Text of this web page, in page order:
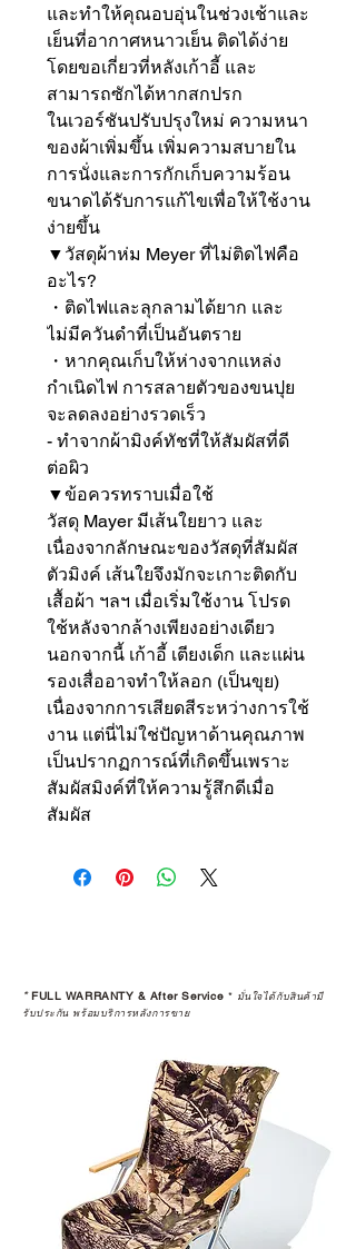
และทำให้คุณอบอุ่นในช่วงเช้าและ
เย็นที่อากาศหนาวเย็น ติดได้ง่าย
โดยขอเกี่ยวที่หลังเก้าอี้ และ
สามารถซักได้หากสกปรก
ในเวอร์ชันปรับปรุงใหม่ ความหนา
ของผ้าเพิ่มขึ้น เพิ่มความสบายใน
การนั่งและการกักเก็บความร้อน
ขนาดได้รับการแก้ไขเพื่อให้ใช้งาน
ง่ายขึ้น
▼วัสดุผ้าห่ม Meyer ที่ไม่ติดไฟคือ
อะไร?
・ติดไฟและลุกลามได้ยาก และ
ไม่มีควันดำที่เป็นอันตราย
・หากคุณเก็บให้ห่างจากแหล่ง
กำเนิดไฟ การสลายตัวของขนปุย
จะลดลงอย่างรวดเร็ว
- ทำจากผ้ามิงค์ทัชที่ให้สัมผัสที่ดี
ต่อผิว
▼ข้อควรทราบเมื่อใช้
วัสดุ Mayer มีเส้นใยยาว และ
เนื่องจากลักษณะของวัสดุที่สัมผัส
ตัวมิงค์ เส้นใยจึงมักจะเกาะติดกับ
เสื้อผ้า ฯลฯ เมื่อเริ่มใช้งาน โปรด
ใช้หลังจากล้างเพียงอย่างเดียว
นอกจากนี้ เก้าอี้ เตียงเด็ก และแผ่น
รองเสื่ออาจทำให้ลอก (เป็นขุย)
เนื่องจากการเสียดสีระหว่างการใช้
งาน แต่นี่ไม่ใช่ปัญหาด้านคุณภาพ
เป็นปรากฏการณ์ที่เกิดขึ้นเพราะ
สัมผัสมิงค์ที่ให้ความรู้สึกดีเมื่อ
สัมผัส
*FULL WARRANTY & After Service * มั่นใจได้กับสินค้ามี
รับประกัน พร้อมบริการหลังการขาย